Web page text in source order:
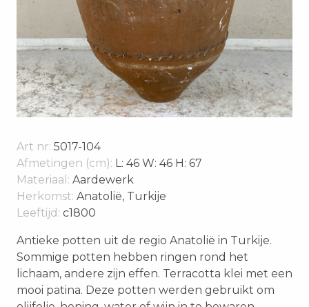
Art nr: 5017-104
Afmetingen (cm): L: 46 W: 46 H: 67
Materiaal: Aardewerk
Herkomst: Anatolië, Turkije
Leeftijd: c1800
Antieke potten uit de regio Anatolië in Turkije.
Sommige potten hebben ringen rond het
lichaam, andere zijn effen. Terracotta klei met een
mooi patina. Deze potten werden gebruikt om